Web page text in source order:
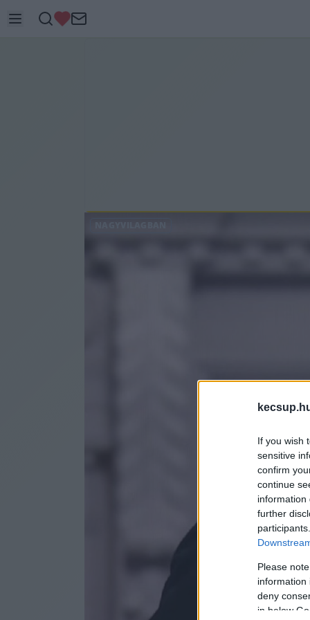
If you wish
sensitive
confirm
continue
information
further
Please
information
deny
in below